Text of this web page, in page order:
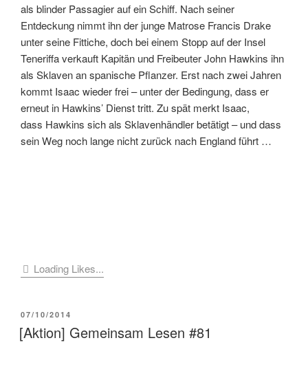
als blinder Passagier auf ein Schiff. Nach seiner
Entdeckung nimmt ihn der junge Matrose Francis Drake
unter seine Fittiche, doch bei einem Stopp auf der Insel
Teneriffa verkauft Kapitän und Freibeuter John Hawkins ihn
als Sklaven an spanische Pflanzer. Erst nach zwei Jahren
kommt Isaac wieder frei – unter der Bedingung, dass er
erneut in Hawkins’ Dienst tritt. Zu spät merkt Isaac,
dass Hawkins sich als Sklavenhändler betätigt – und dass
sein Weg noch lange nicht zurück nach England führt …
Loading Likes...
VERÖFFENTLICHT
AM
07/10/2014
[Aktion] Gemeinsam Lesen #81